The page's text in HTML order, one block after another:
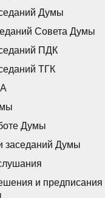
Думы
Совета Думы
ПДК
ТГК
Думы
заседаний Думы
и предписания